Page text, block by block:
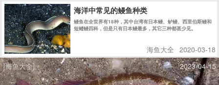
海洋中常见的鳗鱼种类
鳗鱼在全世界有18种，其中台湾有日本鳗、鲈鳗、西里伯斯鳗和
短鳍鳗四科，但是只有日本鳗最多，其它三种都甚少见。
海鱼大全 2020-03-18
[海鱼大全]
2023-04-15